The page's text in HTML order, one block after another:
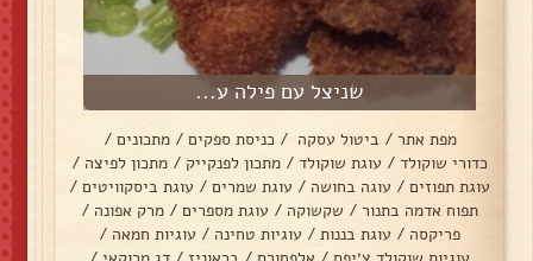
שניצל עם פילה ע...
מפת אתר / ביטול עסקה / כניסת ספקים / מתכונים /
כדורי שוקולד / עוגת שוקולד / מתכון לפנקייק / מתכון לפיצה /
עוגת תפוזים / עוגה בחושה / עוגת שמרים / עוגת ביסקוויטים /
תפוח אדמה בתנור / שקשוקה / עוגת מספרים / מרק אפונה /
פריקסה / עוגת בננות / עוגיות טחינה / עוגיות חמאה /